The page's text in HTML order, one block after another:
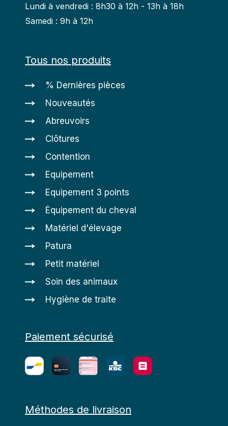
Lundi à vendredi : 8h30 à 12h - 13h à 18h
Samedi : 9h à 12h
Tous nos produits
% Dernières pièces
Nouveautés
Abreuvoirs
Clôtures
Contention
Equipement
Equipement 3 points
Équipement du cheval
Matériel d'élevage
Patura
Petit matériel
Soin des animaux
Hygiène de traite
Paiement sécurisé
Méthodes de livraison